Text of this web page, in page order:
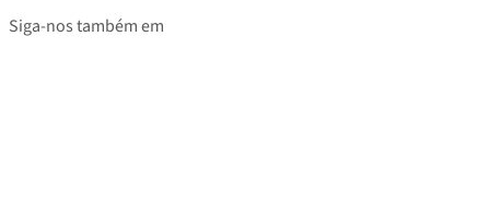
Siga-nos também em